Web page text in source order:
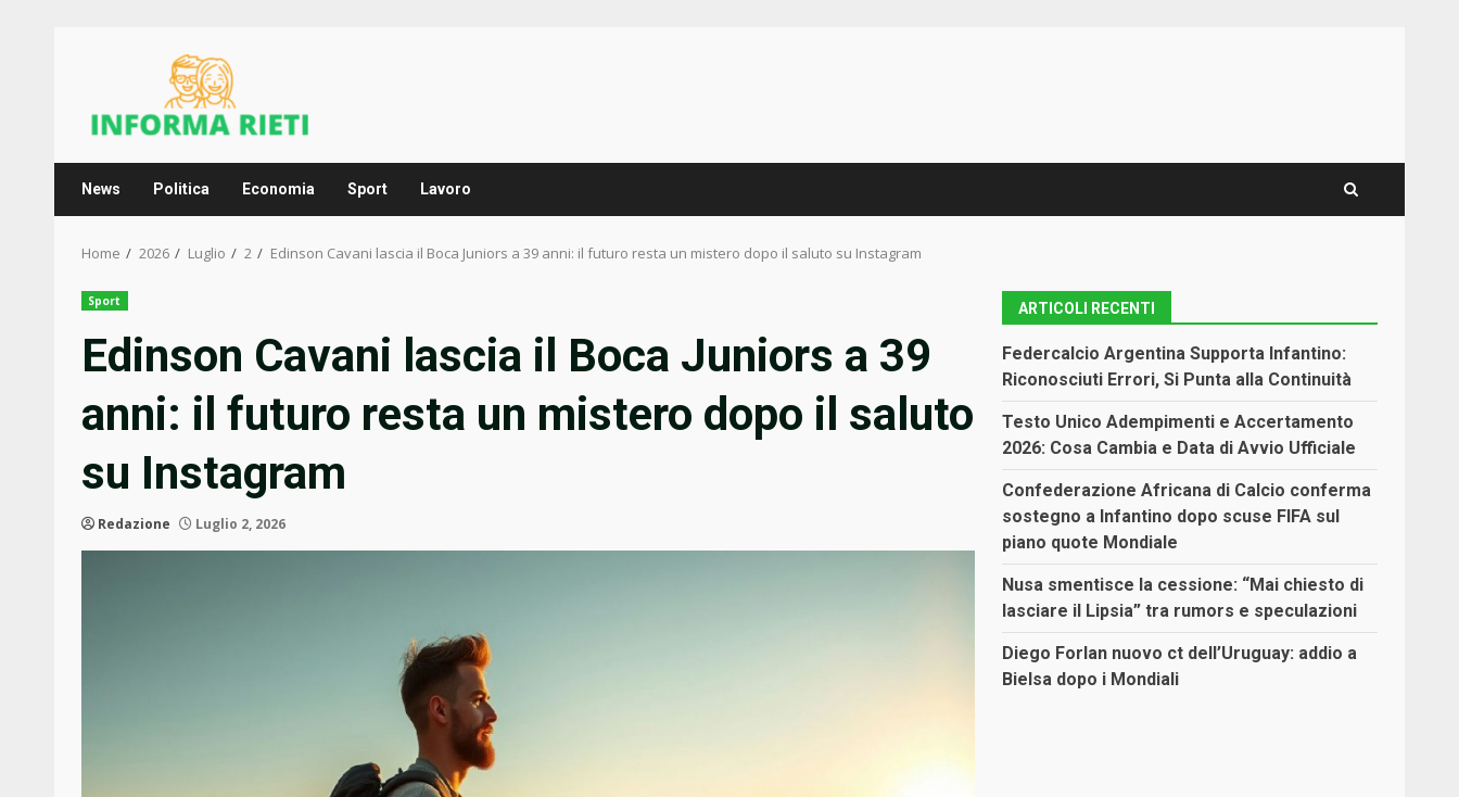
News Politica Economia Sport Lavoro
Home 2026 Luglio 2 Edinson Cavani lascia il Boca Juniors a 39 anni: il futuro resta un mistero dopo il saluto su Instagram
Sport
Edinson Cavani lascia il Boca Juniors a 39
anni: il futuro resta un mistero dopo il saluto
su Instagram
Redazione Luglio 2, 2026
ARTICOLI RECENTI
Federcalcio Argentina Supporta Infantino:
Riconosciuti Errori, Si Punta alla Continuità
Testo Unico Adempimenti e Accertamento
2026: Cosa Cambia e Data di Avvio Ufficiale
Confederazione Africana di Calcio conferma
sostegno a Infantino dopo scuse FIFA sul
piano quote Mondiale
Nusa smentisce la cessione: “Mai chiesto di
lasciare il Lipsia” tra rumors e speculazioni
Diego Forlan nuovo ct dell’Uruguay: addio a
Bielsa dopo i Mondiali